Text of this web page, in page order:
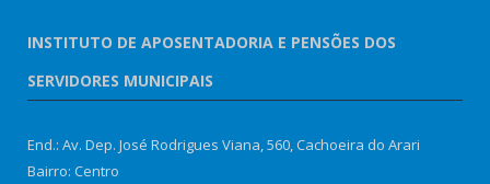
INSTITUTO DE APOSENTADORIA E PENSÕES DOS
SERVIDORES MUNICIPAIS
End.: Av. Dep. José Rodrigues Viana, 560, Cachoeira do Arari
Bairro: Centro